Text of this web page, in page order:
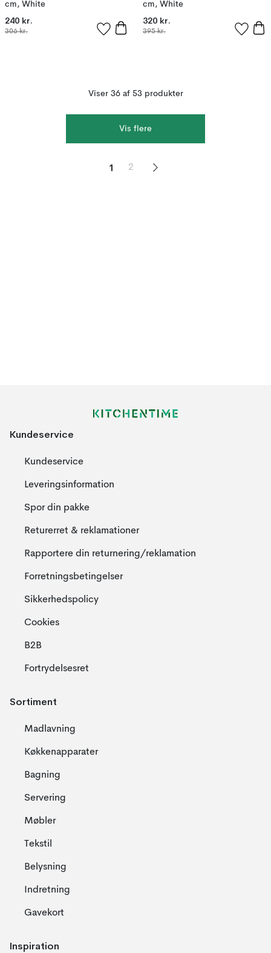
cm, White
240 kr.
306 kr.
cm, White
320 kr.
395 kr.
Viser 36 af 53 produkter
Vis flere
1 2
Kundeservice
Kundeservice
Leveringsinformation
Spor din pakke
Returerret & reklamationer
Rapportere din returnering/reklamation
Forretningsbetingelser
Sikkerhedspolicy
Cookies
B2B
Fortrydelsesret
Sortiment
Madlavning
Køkkenapparater
Bagning
Servering
Møbler
Tekstil
Belysning
Indretning
Gavekort
Inspiration